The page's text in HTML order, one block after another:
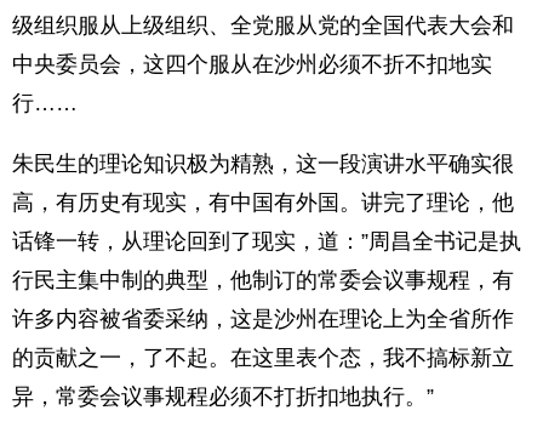
级组织服从上级组织、全党服从党的全国代表大会和
中央委员会，这四个服从在沙州必须不折不扣地实
行……
朱民生的理论知识极为精熟，这一段演讲水平确实很
高，有历史有现实，有中国有外国。讲完了理论，他
话锋一转，从理论回到了现实，道：”周昌全书记是执
行民主集中制的典型，他制订的常委会议事规程，有
许多内容被省委采纳，这是沙州在理论上为全省所作
的贡献之一，了不起。在这里表个态，我不搞标新立
异，常委会议事规程必须不打折扣地执行。”